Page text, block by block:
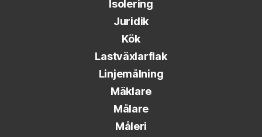
Isolering
Juridik
Kök
Lastväxlarflak
Linjemålning
Mäklare
Målare
Måleri